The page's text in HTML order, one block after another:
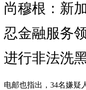
尚穆根：新
忍金融服务
进行非法洗
电邮也指出，34名嫌疑